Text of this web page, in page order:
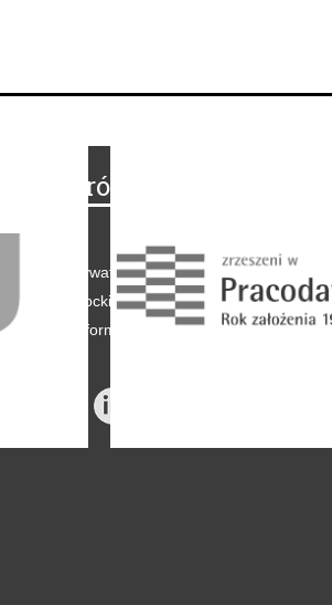
Na skróty
Polityka prywatności
Polityka coockies
-Klauzule informacyjne